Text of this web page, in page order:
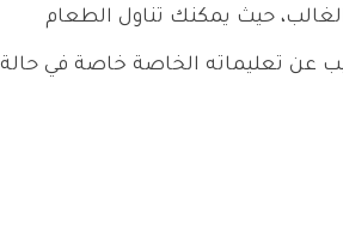
حيث يمكنك تناول الطعام
عن تعليماته الخاصة خاصة في حالة